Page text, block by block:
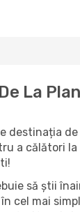
La
destinația
a călători
să știi
cel mai